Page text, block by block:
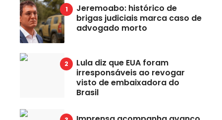
Jeremoabo: histórico de
brigas judiciais marca caso de
advogado morto
Lula diz que EUA foram
irresponsáveis ao revogar
visto de embaixadora do
Brasil